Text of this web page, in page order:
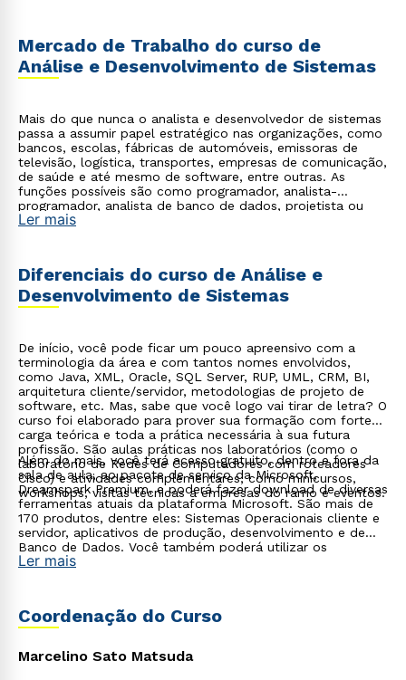
Mercado de Trabalho do curso de
Análise e Desenvolvimento de Sistemas
Mais do que nunca o analista e desenvolvedor de sistemas
passa a assumir papel estratégico nas organizações, como
bancos, escolas, fábricas de automóveis, emissoras de
televisão, logística, transportes, empresas de comunicação,
de saúde e até mesmo de software, entre outras. As
funções possíveis são como programador, analista-
programador, analista de banco de dados, projetista ou
analista de sistemas ou gerente de desenvolvimento ou de
Ler mais
Diferenciais do curso de Análise e
Desenvolvimento de Sistemas
De início, você pode ficar um pouco apreensivo com a
terminologia da área e com tantos nomes envolvidos,
como Java, XML, Oracle, SQL Server, RUP, UML, CRM, BI,
arquitetura cliente/servidor, metodologias de projeto de
software, etc. Mas, sabe que você logo vai tirar de letra? O
curso foi elaborado para prover sua formação com forte
carga teórica e toda a prática necessária à sua futura
profissão. São aulas práticas nos laboratórios (como o
laboratório de Redes de Computadores com roteadores
Cisco) e atividades complementares, como minicursos,
workshops, visitas técnicas a empresas do ramo e eventos.
Além do mais, você terá acesso gratuito, dentro e fora da
sala de aula, ao pacote de serviço da Microsoft,
Dreamspark Premium, e poderá fazer download de diversas
ferramentas atuais da plataforma Microsoft. São mais de
170 produtos, dentre eles: Sistemas Operacionais cliente e
servidor, aplicativos de produção, desenvolvimento e de
Banco de Dados. Você também poderá utilizar os
softwares mais atuais do mercado, graças a convênios
Ler mais
Coordenação do Curso
Marcelino Sato Matsuda